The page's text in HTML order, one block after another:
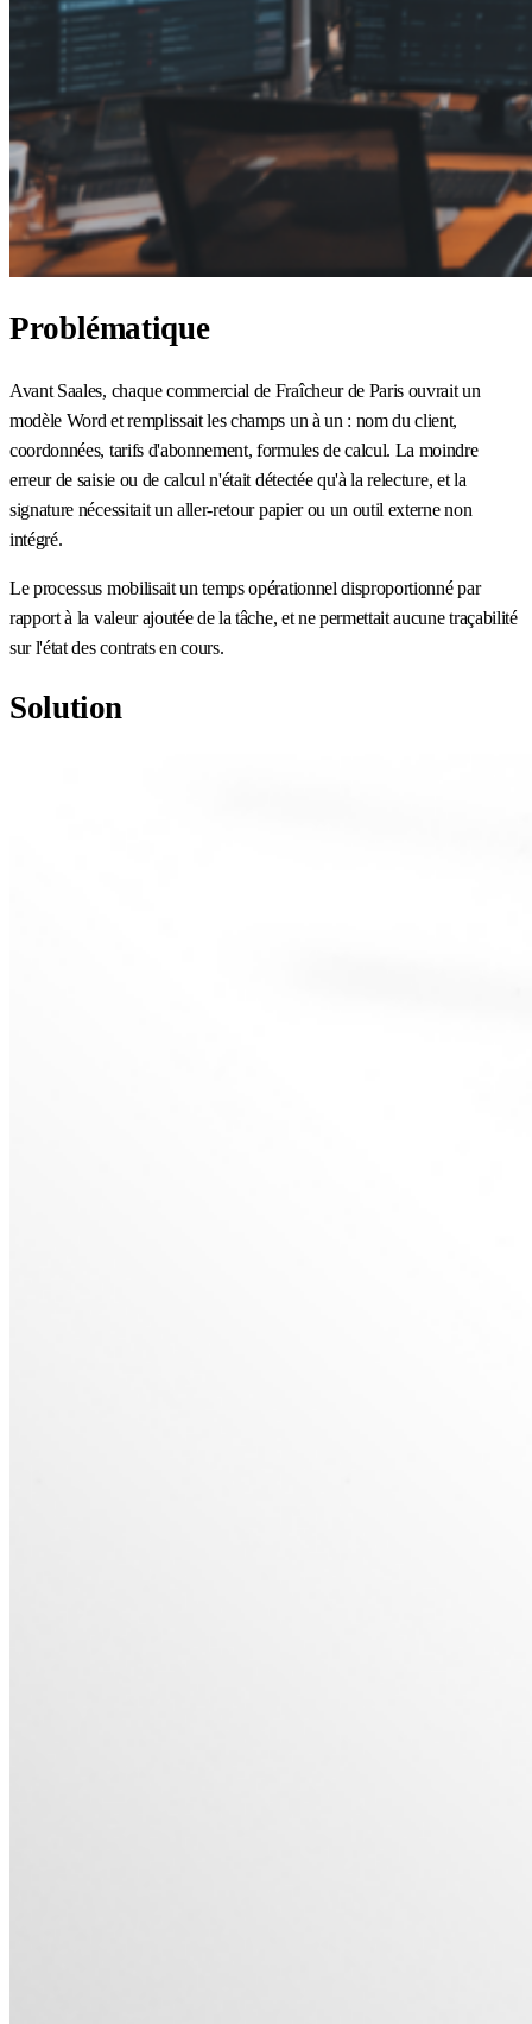
Problématique
Avant Saales, chaque commercial de Fraîcheur de Paris ouvrait un
modèle Word et remplissait les champs un à un : nom du client,
coordonnées, tarifs d'abonnement, formules de calcul. La moindre
erreur de saisie ou de calcul n'était détectée qu'à la relecture, et la
signature nécessitait un aller-retour papier ou un outil externe non
intégré.
Le processus mobilisait un temps opérationnel disproportionné par
rapport à la valeur ajoutée de la tâche, et ne permettait aucune traçabilité
sur l'état des contrats en cours.
Solution